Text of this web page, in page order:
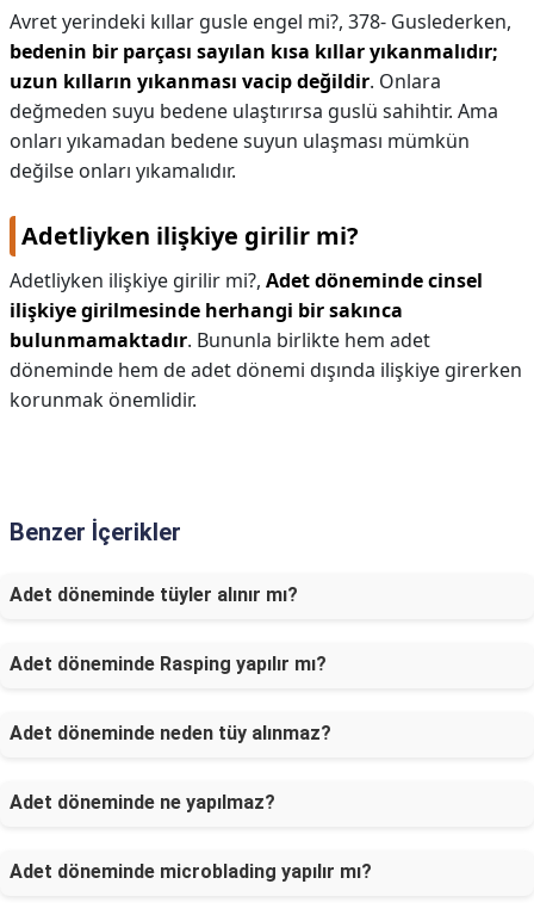
Avret yerindeki kıllar gusle engel mi?, 378- Guslederken,
bedenin bir parçası sayılan kısa kıllar yıkanmalıdır;
uzun kılların yıkanması vacip değildir. Onlara
değmeden suyu bedene ulaştırırsa guslü sahihtir. Ama
onları yıkamadan bedene suyun ulaşması mümkün
değilse onları yıkamalıdır.
Adetliyken ilişkiye girilir mi?
Adetliyken ilişkiye girilir mi?, Adet döneminde cinsel
ilişkiye girilmesinde herhangi bir sakınca
bulunmamaktadır. Bununla birlikte hem adet
döneminde hem de adet dönemi dışında ilişkiye girerken
korunmak önemlidir.
Benzer İçerikler
Adet döneminde tüyler alınır mı?
Adet döneminde Rasping yapılır mı?
Adet döneminde neden tüy alınmaz?
Adet döneminde ne yapılmaz?
Adet döneminde microblading yapılır mı?